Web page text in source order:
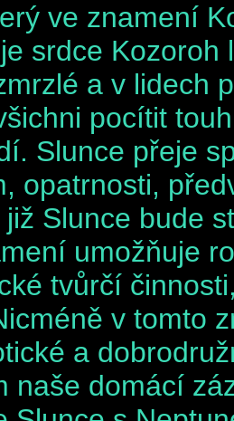
ve znamení
srdce
a v lidech
pocítit
Slunce přeje
opatrnosti,
Slunce bude
umožňuje
tvůrčí
v tomto
a
naše domácí